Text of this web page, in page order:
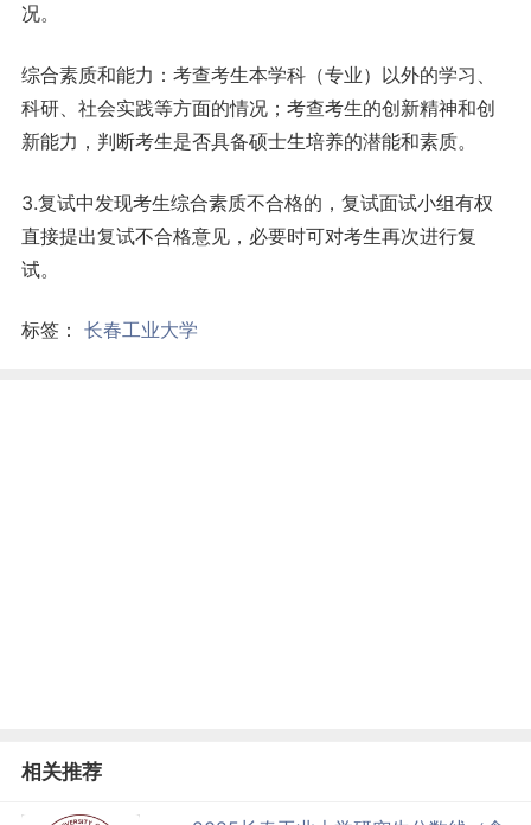
况。
综合素质和能力：考查考生本学科（专业）以外的学习、
科研、社会实践等方面的情况；考查考生的创新精神和创
新能力，判断考生是否具备硕士生培养的潜能和素质。
3.复试中发现考生综合素质不合格的，复试面试小组有权
直接提出复试不合格意见，必要时可对考生再次进行复
试。
标签： 长春工业大学
相关推荐